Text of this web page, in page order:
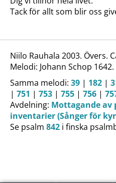
Tack för allt som blir oss
Niilo Rauhala 2003. Övers.
Melodi: Johann Schop 1642.
Samma melodi: 39 | 182 |
| 751 | 753 | 755 | 756 |
Avdelning: Mottagande av
inventarier (Sånger för
Se psalm 842 i finska